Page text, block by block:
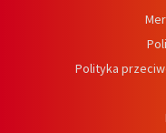
Polityka